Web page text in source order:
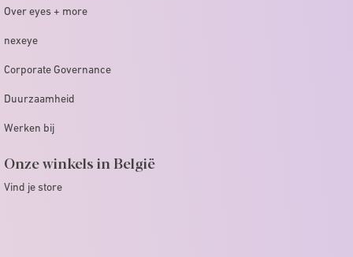
Over eyes + more
nexeye
Corporate Governance
Duurzaamheid
Werken bij
Onze winkels in België
Vind je store